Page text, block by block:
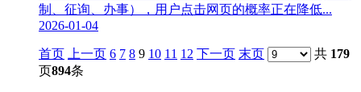
制、征询、办事），用户点击网页的概率正在降低...
2026-01-04
首页 上一页 6 7 8 9 10 11 12 下一页 末页 共 179
页894条